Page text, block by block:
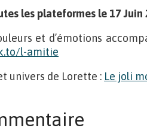
les plateformes le 17 Juin
et d’émotions
l-amitie
univers de Lorette : Le joli